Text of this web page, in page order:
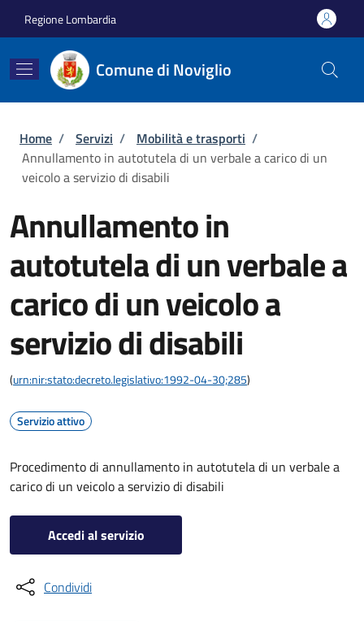
Regione Lombardia
Comune di Noviglio
Briciole di pane
Home / Servizi / Mobilità e trasporti /
Annullamento in autotutela di un verbale a carico di un
veicolo a servizio di disabili
Annullamento in
autotutela di un verbale a
carico di un veicolo a
servizio di disabili
(urn:nir:stato:decreto.legislativo:1992-04-30;285)
Servizio attivo
Procedimento di annullamento in autotutela di un verbale a
carico di un veicolo a servizio di disabili
Accedi al servizio
Condividi